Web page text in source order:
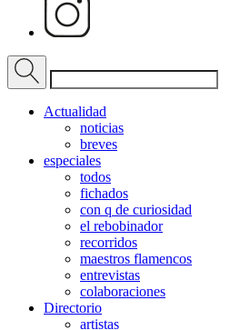
Actualidad
noticias
breves
especiales
todos
fichados
con q de curiosidad
el rebobinador
recorridos
maestros flamencos
entrevistas
colaboraciones
Directorio
artistas